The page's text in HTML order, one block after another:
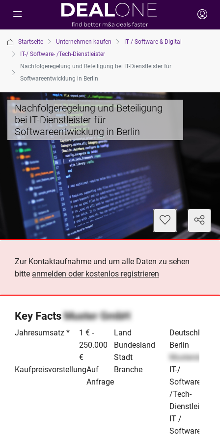
Startseite Unternehmen kaufen
IT / Software & Digital
IT-/ Software- /Tech-Dienstleister
Nachfolgeregelung und Beteiligung bei IT-Dienstleister für
Softwareentwicklung in Berlin
Nachfolgeregelung und Beteiligung
bei IT-Dienstleister für
Softwareentwicklung in Berlin
Zur Kontaktaufnahme und um alle Daten zu sehen
bitte anmelden oder kostenlos registrieren
Key FactsMuster GmbH
Jahresumsatz *
1 € -
250.000
€
KaufpreisvorstellungAuf
Anfrage
Land
Deutschland
Bundesland
Berlin
Stadt
Musterstadt
Branche
IT-/
Software-
/Tech-
Dienstleister
IT /
Software &